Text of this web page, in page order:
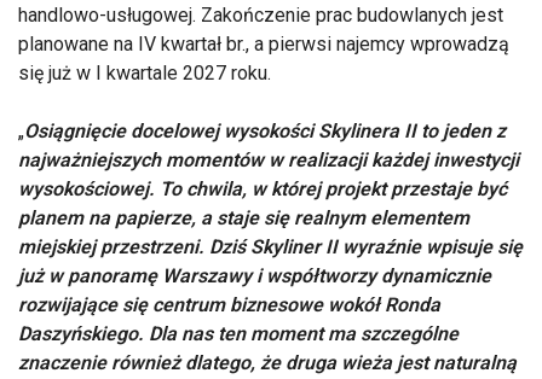
handlowo-usługowej. Zakończenie prac budowlanych jest
planowane na IV kwartał br., a pierwsi najemcy wprowadzą
się już w I kwartale 2027 roku.
„Osiągnięcie docelowej wysokości Skylinera II to jeden z
najważniejszych momentów w realizacji każdej inwestycji
wysokościowej. To chwila, w której projekt przestaje być
planem na papierze, a staje się realnym elementem
miejskiej przestrzeni. Dziś Skyliner II wyraźnie wpisuje się
już w panoramę Warszawy i współtworzy dynamicznie
rozwijające się centrum biznesowe wokół Ronda
Daszyńskiego. Dla nas ten moment ma szczególne
znaczenie również dlatego, że druga wieża jest naturalną